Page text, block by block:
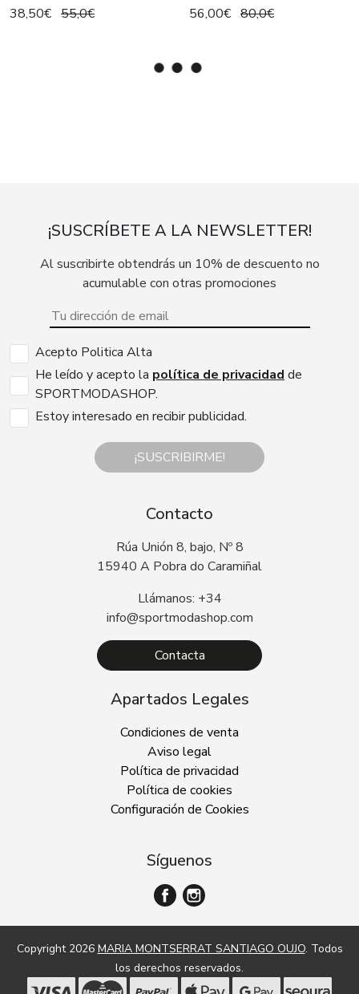
38,50€ 55,0€ 56,00€ 80,0€
¡SUSCRÍBETE A LA NEWSLETTER!
Al suscribirte obtendrás un 10% de descuento no
acumulable con otras promociones
Acepto Politica Alta
He leído y acepto la política de privacidad de
SPORTMODASHOP.
Estoy interesado en recibir publicidad.
¡SUSCRIBIRME!
Contacto
Rúa Unión 8, bajo, Nº 8
15940 A Pobra do Caramiñal
Llámanos: +34
info@sportmodashop.com
Contacta
Apartados Legales
Condiciones de venta
Aviso legal
Política de privacidad
Política de cookies
Configuración de Cookies
Síguenos
Copyright 2026 MARIA MONTSERRAT SANTIAGO OUJO. Todos
los derechos reservados.